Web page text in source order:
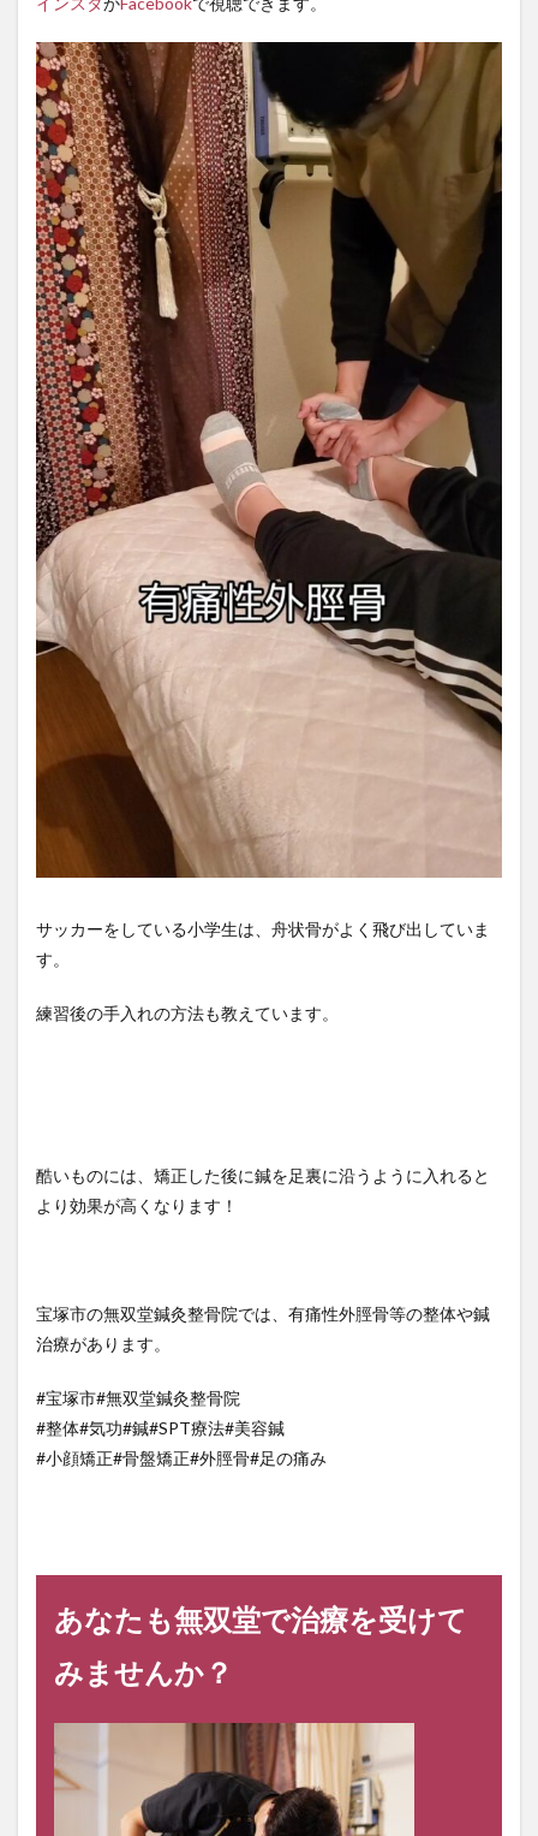
サッカーをしている小学生は、舟状骨がよく飛び出していま
す。
練習後の手入れの方法も教えています。
酷いものには、矯正した後に鍼を足裏に沿うように入れると
より効果が高くなります！
宝塚市の無双堂鍼灸整骨院では、有痛性外脛骨等の整体や鍼
治療があります。
#宝塚市#無双堂鍼灸整骨院
#整体#気功#鍼#SPT療法#美容鍼
#小顔矯正#骨盤矯正#外脛骨#足の痛み
あなたも無双堂で治療を受けて
みませんか？